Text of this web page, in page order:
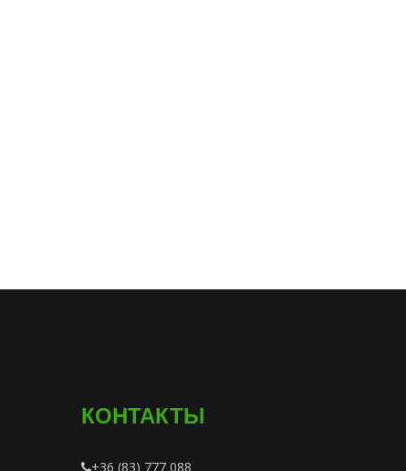
КОНТАКТЫ
+36 (83) 777 088